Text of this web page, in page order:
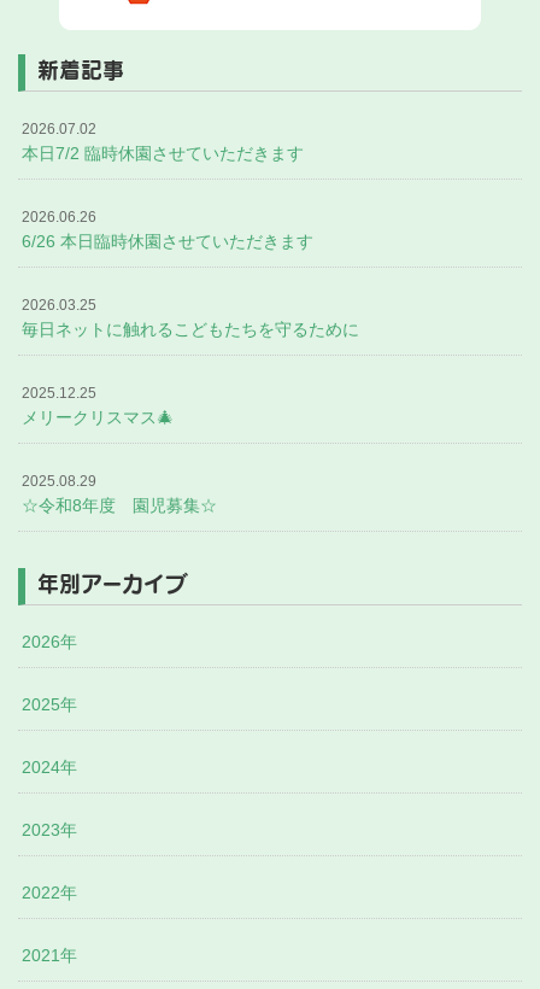
新着記事
2026.07.02
本日7/2 臨時休園させていただきます
2026.06.26
6/26 本日臨時休園させていただきます
2026.03.25
毎日ネットに触れるこどもたちを守るために
2025.12.25
メリークリスマス🎄
2025.08.29
☆令和8年度 園児募集☆
年別アーカイブ
2026年
2025年
2024年
2023年
2022年
2021年